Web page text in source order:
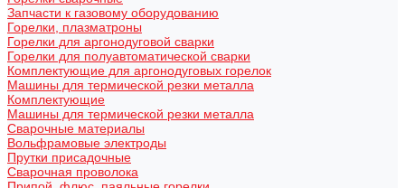
Запчасти к газовому оборудованию
Горелки, плазматроны
Горелки для аргонодуговой сварки
Горелки для полуавтоматической сварки
Комплектующие для аргонодуговых горелок
Машины для термической резки металла
Комплектующие
Машины для термической резки металла
Сварочные материалы
Вольфрамовые электроды
Прутки присадочные
Сварочная проволока